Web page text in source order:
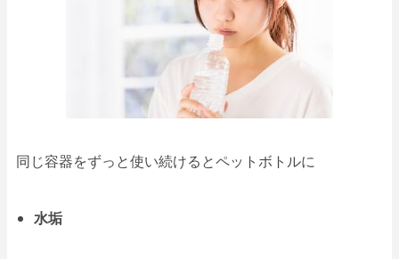
同じ容器をずっと使い続けるとペットボトルに
水垢